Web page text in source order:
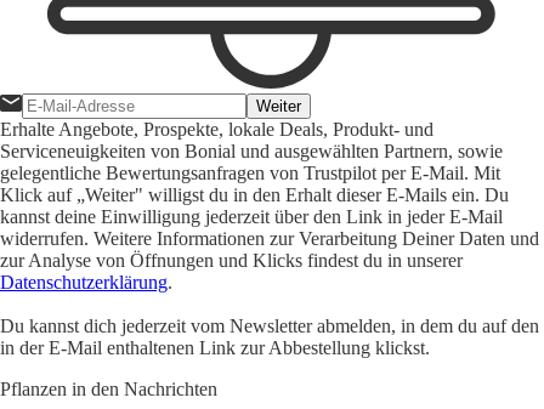
Weiter
Erhalte Angebote, Prospekte, lokale Deals, Produkt- und
Serviceneuigkeiten von Bonial und ausgewählten Partnern, sowie
gelegentliche Bewertungsanfragen von Trustpilot per E-Mail. Mit
Klick auf „Weiter" willigst du in den Erhalt dieser E-Mails ein. Du
kannst deine Einwilligung jederzeit über den Link in jeder E-Mail
widerrufen. Weitere Informationen zur Verarbeitung Deiner Daten und
zur Analyse von Öffnungen und Klicks findest du in unserer
Datenschutzerklärung.
Du kannst dich jederzeit vom Newsletter abmelden, in dem du auf den
in der E-Mail enthaltenen Link zur Abbestellung klickst.
Pflanzen in den Nachrichten